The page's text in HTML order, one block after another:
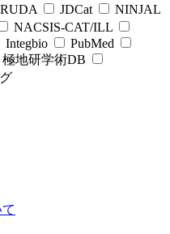
RUDA JDCat
NINJAL
NACSIS-CAT/ILL
Integbio
PubMed
極地研学術DB